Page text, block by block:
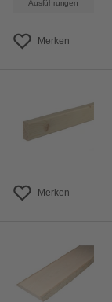
Ausführungen
Merken
Merken